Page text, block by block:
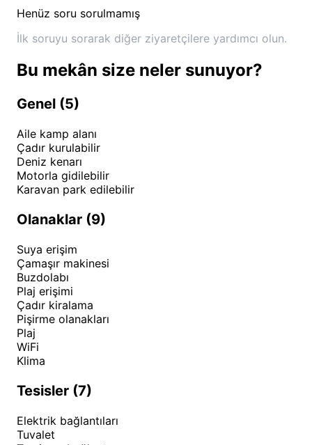
bilgi sahibi olmanız önerilir.
Henüz soru sorulmamış
İlk soruyu sorarak diğer ziyaretçilere yardımcı olun.
Bu mekân size neler sunuyor?
Genel (5)
Aile kamp alanı
Çadır kurulabilir
Deniz kenarı
Motorla gidilebilir
Karavan park edilebilir
Olanaklar (9)
Suya erişim
Çamaşır makinesi
Buzdolabı
Plaj erişimi
Çadır kiralama
Pişirme olanakları
Plaj
WiFi
Klima
Tesisler (7)
Elektrik bağlantıları
Tuvalet